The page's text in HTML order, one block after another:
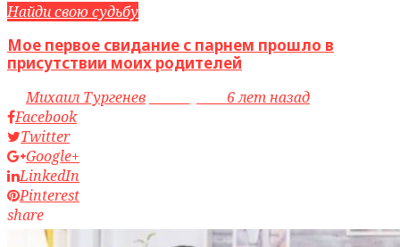
Найди свою судьбу
Мое первое свидание с парнем прошло в
присутствии моих родителей
byМихаил Тургенев
6 лет назад
Facebook
Twitter
Google+
LinkedIn
Pinterest
share